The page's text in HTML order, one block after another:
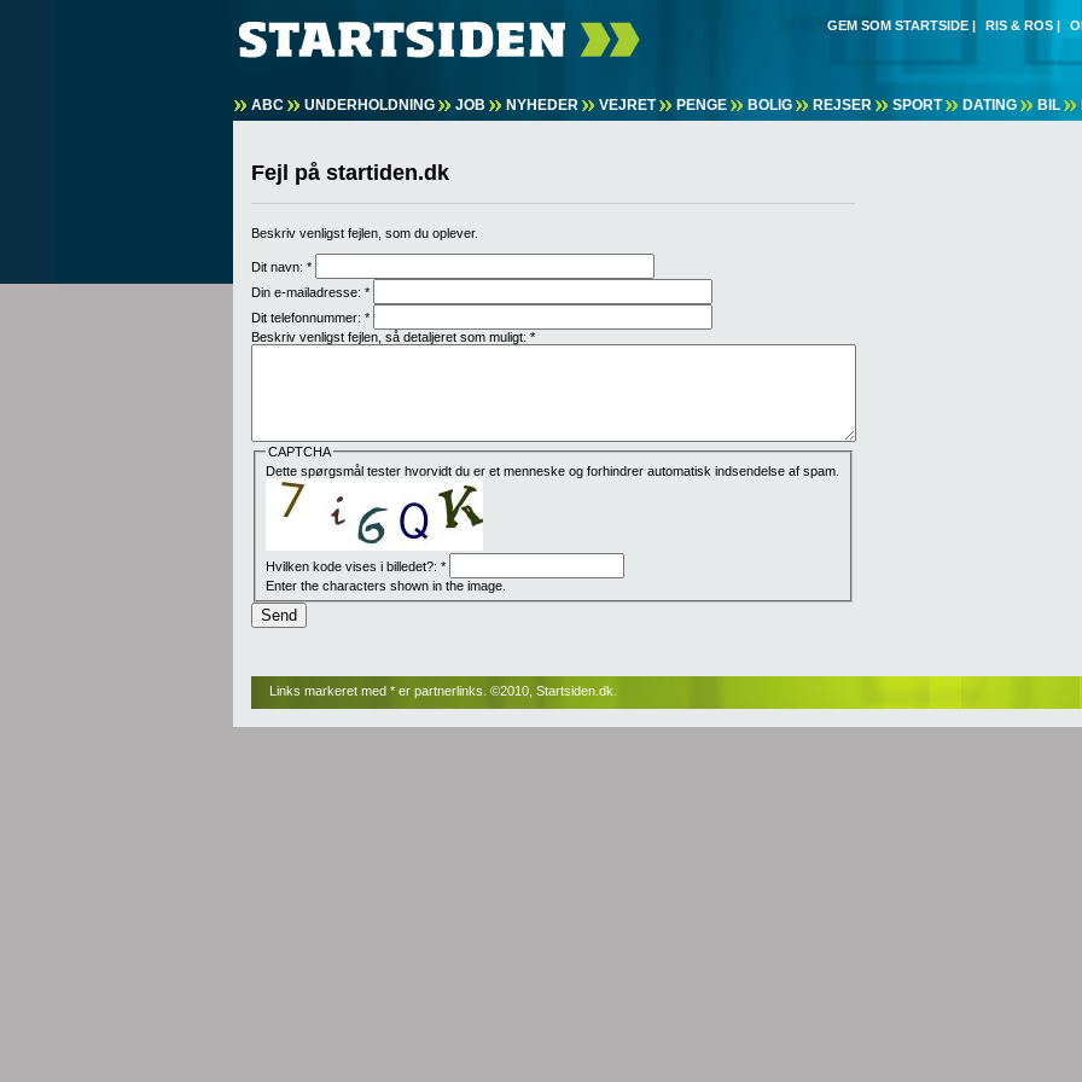
GEM SOM STARTSIDE | RIS & ROS |
ABC UNDERHOLDNING JOB NYHEDER VEJRET PENGE BOLIG REJSER SPORT DATING BIL
Fejl på startiden.dk
Beskriv venligst fejlen, som du oplever.
Dit navn: *
Din e-mailadresse: *
Dit telefonnummer: *
Beskriv venligst fejlen, så detaljeret som muligt: *
CAPTCHA
Dette spørgsmål tester hvorvidt du er et menneske og forhindrer automatisk indsendelse af spam.
Hvilken kode vises i billedet?:*
Enter the characters shown in the image.
Links markeret med * er partnerlinks. ©2010, Startsiden.dk.